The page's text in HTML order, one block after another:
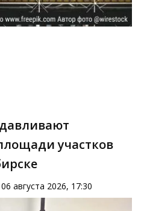
участков
06 августа 2026, 17:30